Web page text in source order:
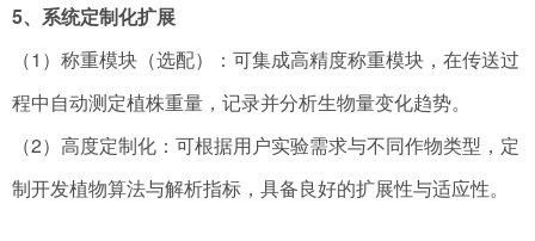
5、系统定制化扩展
（1）称重模块（选配）：可集成高精度称重模块，在传送过
程中自动测定植株重量，记录并分析生物量变化趋势。
（2）高度定制化：可根据用户实验需求与不同作物类型，定
制开发植物算法与解析指标，具备良好的扩展性与适应性。